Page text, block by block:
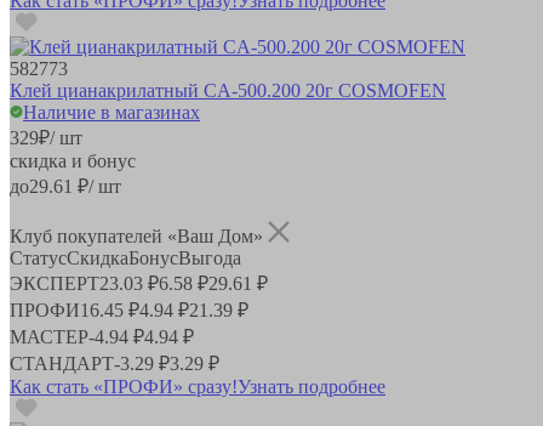
582773
Клей цианакрилатный CA-500.200 20г COSMOFEN
Наличие в магазинах
329₽/ шт
скидка и бонус
до29.61 ₽/ шт
Клуб покупателей «Ваш Дом»
СтатусСкидкаБонусВыгода
ЭКСПЕРТ23.03 ₽6.58 ₽29.61 ₽
ПРОФИ16.45 ₽4.94 ₽21.39 ₽
МАСТЕР-4.94 ₽4.94 ₽
СТАНДАРТ-3.29 ₽3.29 ₽
Как стать «ПРОФИ» сразу!Узнать подробнее